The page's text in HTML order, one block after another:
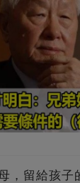
，留給孩子